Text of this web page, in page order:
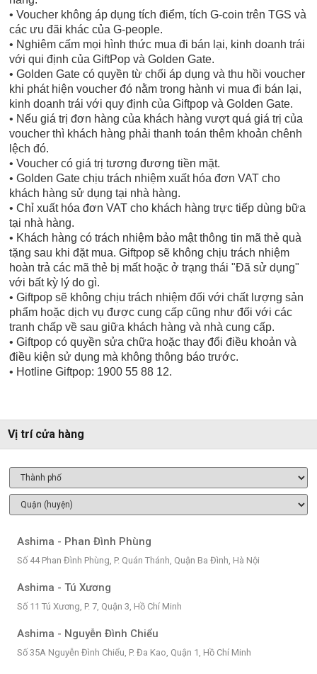
• Voucher không áp dụng tích điểm, tích G-coin trên TGS và
các ưu đãi khác của G-people.
• Nghiêm cấm mọi hình thức mua đi bán lại, kinh doanh trái
với qui định của GiftPop và Golden Gate.
• Golden Gate có quyền từ chối áp dụng và thu hồi voucher
khi phát hiện voucher đó nằm trong hành vi mua đi bán lại,
kinh doanh trái với quy định của Giftpop và Golden Gate.
• Nếu giá trị đơn hàng của khách hàng vượt quá giá trị của
voucher thì khách hàng phải thanh toán thêm khoản chênh
lệch đó.
• Voucher có giá trị tương đương tiền mặt.
• Golden Gate chịu trách nhiệm xuất hóa đơn VAT cho
khách hàng sử dụng tại nhà hàng.
• Chỉ xuất hóa đơn VAT cho khách hàng trực tiếp dùng bữa
tại nhà hàng.
• Khách hàng có trách nhiệm bảo mật thông tin mã thẻ quà
tặng sau khi đặt mua. Giftpop sẽ không chịu trách nhiệm
hoàn trả các mã thẻ bị mất hoặc ở trạng thái "Đã sử dụng"
với bất kỳ lý do gì.
• Giftpop sẽ không chịu trách nhiệm đối với chất lượng sản
phẩm hoặc dịch vụ được cung cấp cũng như đối với các
tranh chấp về sau giữa khách hàng và nhà cung cấp.
• Giftpop có quyền sửa chữa hoặc thay đổi điều khoản và
điều kiện sử dụng mà không thông báo trước.
• Hotline Giftpop: 1900 55 88 12.
Vị trí cửa hàng
Ashima - Phan Đình Phùng
Số 44 Phan Đình Phùng, P. Quán Thánh, Quận Ba Đình, Hà Nội
Ashima - Tú Xương
Số 11 Tú Xương, P. 7, Quận 3, Hồ Chí Minh
Ashima - Nguyễn Đình Chiểu
Số 35A Nguyễn Đình Chiểu, P. Đa Kao, Quận 1, Hồ Chí Minh